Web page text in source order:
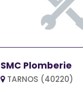
SMC Plomberie
TARNOS (40220)